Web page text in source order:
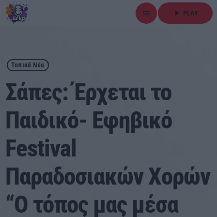
menu play_arrow PLAY
close
play_arrow ΕΡΚΟ
Αρχική
Εκπομπές
Ειδήσεις
Τοπικά Νέα
Αθλητικά
Τοπικά Νέα
Σάπες: Έρχεται το
Παιδικό- Εφηβικό
Festival
Παραδοσιακών Χορών
“Ο τόπος μας μέσα